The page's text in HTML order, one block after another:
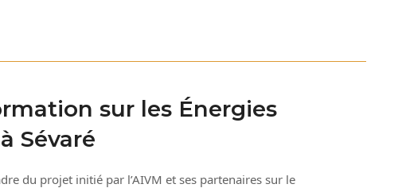
sur les Énergies
Sévaré
du projet initié par l’AIVM et ses partenaires sur le